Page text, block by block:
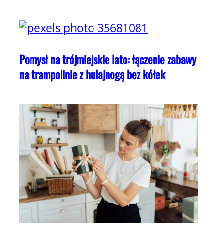
Pomysł na trójmiejskie lato: łączenie zabawy
na trampolinie z hulajnogą bez kółek